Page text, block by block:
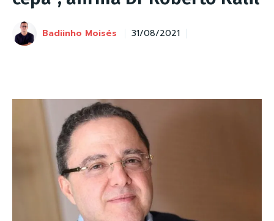
Badiinho Moisés 31/08/2021